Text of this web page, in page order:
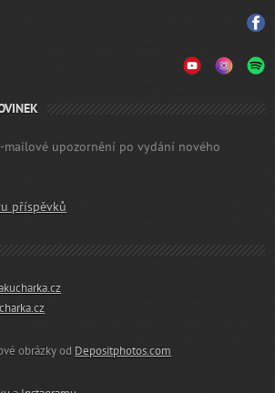
mailové upozornění po vydání nového
příspěvků
obrázky od Depositphotos.com